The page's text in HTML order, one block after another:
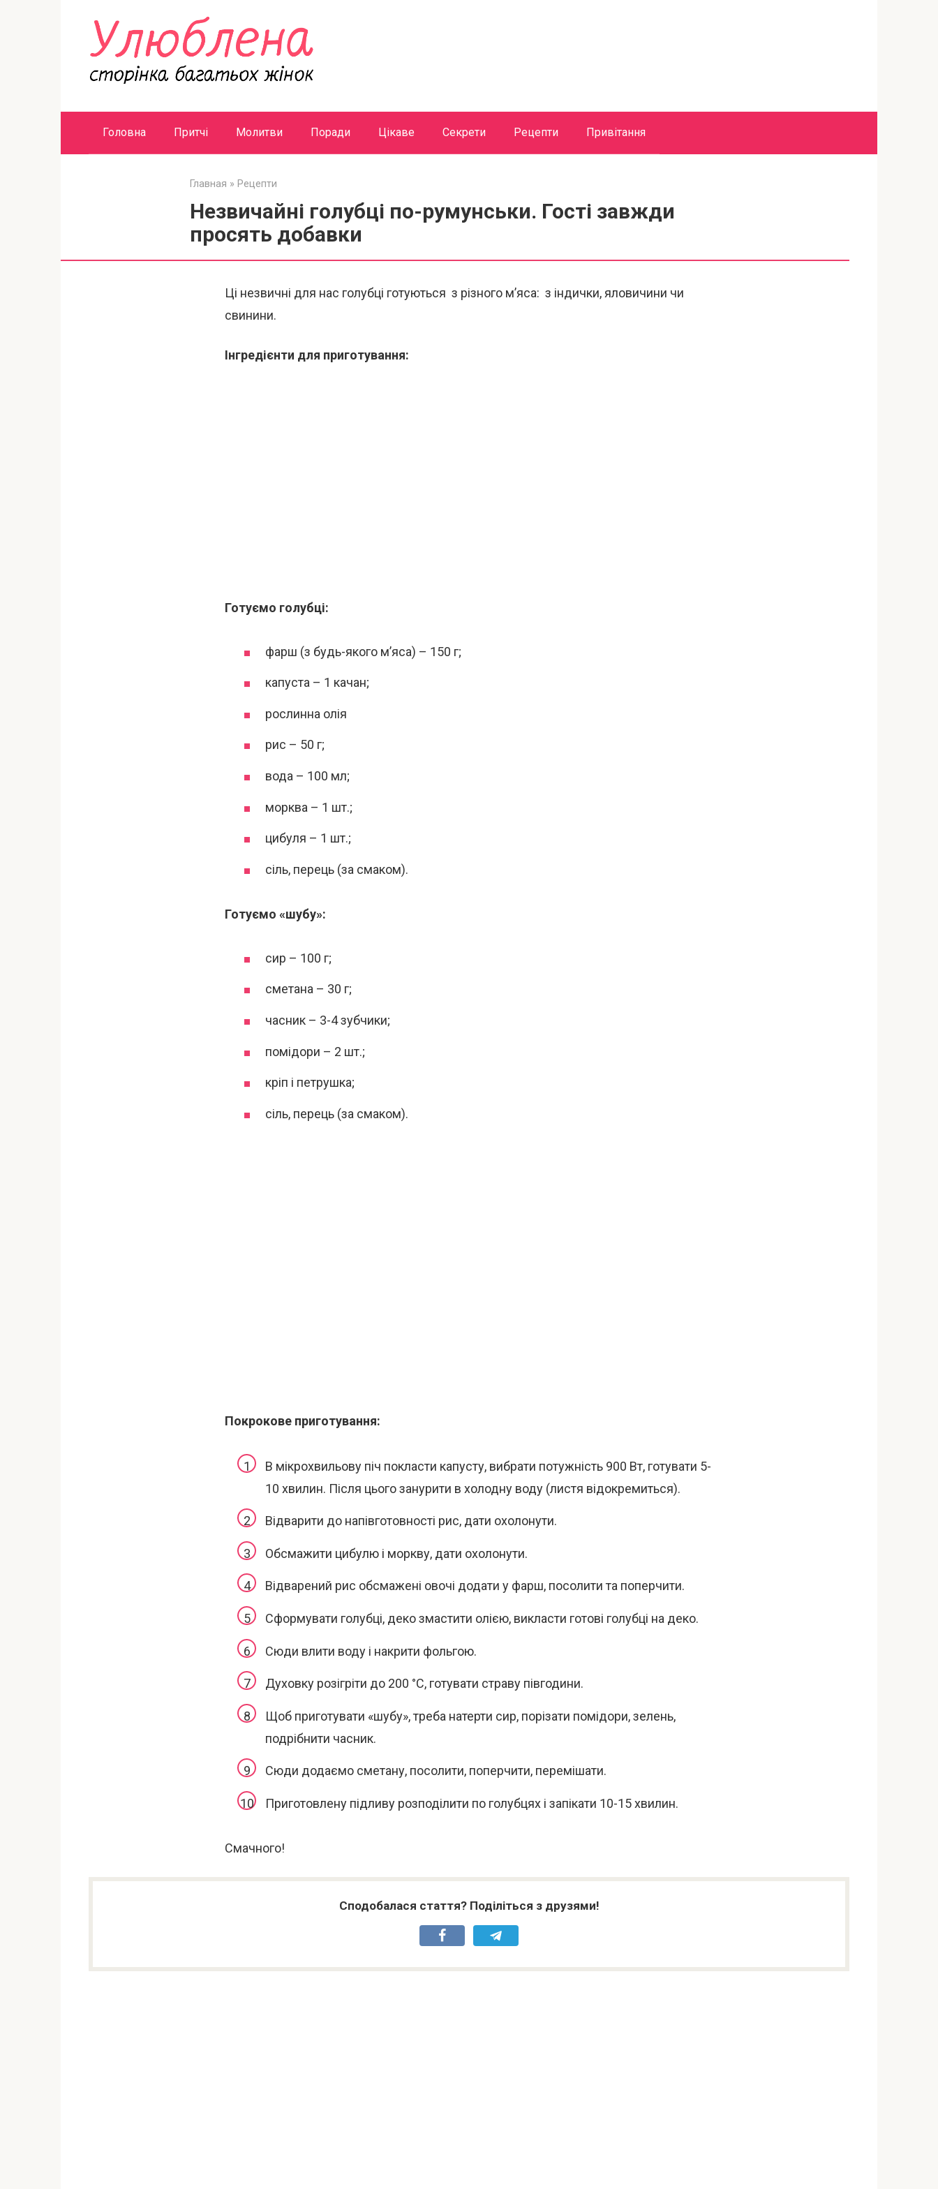
Головна Притчі Молитви Поради Цікаве Секрети Рецепти Привітання
Главная » Рецепти
Незвичайні голубці по-румунськи. Гості завжди
просять добавки
Ці незвичні для нас голубці готуються з різного м’яса: з індички, яловичини чи
свинини.
Інгредієнти для приготування:
Готуємо голубці:
фарш (з будь-якого м’яса) – 150 г;
капуста – 1 качан;
рослинна олія
рис – 50 г;
вода – 100 мл;
морква – 1 шт.;
цибуля – 1 шт.;
сіль, перець (за смаком).
Готуємо «шубу»:
сир – 100 г;
сметана – 30 г;
часник – 3-4 зубчики;
помідори – 2 шт.;
кріп і петрушка;
сіль, перець (за смаком).
Покрокове приготування:
В мікрохвильову піч покласти капусту, вибрати потужність 900 Вт, готувати 5-
10 хвилин. Після цього занурити в холодну воду (листя відокремиться).
Відварити до напівготовності рис, дати охолонути.
Обсмажити цибулю і моркву, дати охолонути.
Відварений рис обсмажені овочі додати у фарш, посолити та поперчити.
Сформувати голубці, деко змастити олією, викласти готові голубці на деко.
Сюди влити воду і накрити фольгою.
Духовку розігріти до 200 °С, готувати страву півгодини.
Щоб приготувати «шубу», треба натерти сир, порізати помідори, зелень,
подрібнити часник.
Сюди додаємо сметану, посолити, поперчити, перемішати.
Приготовлену підливу розподілити по голубцях і запікати 10-15 хвилин.
Смачного!
Сподобалася стаття? Поділіться з друзями!